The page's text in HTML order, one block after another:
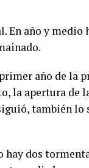
año y medio
año de la
la apertura de
también lo
dos